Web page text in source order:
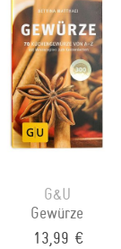
G&U
Gewürze
13,99 €